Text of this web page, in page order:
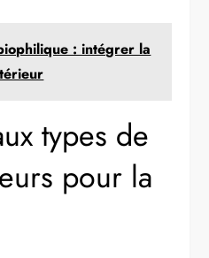
: intégrer la
types de
pour la